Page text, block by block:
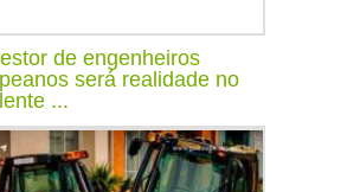
de engenheiros
será realidade no
...